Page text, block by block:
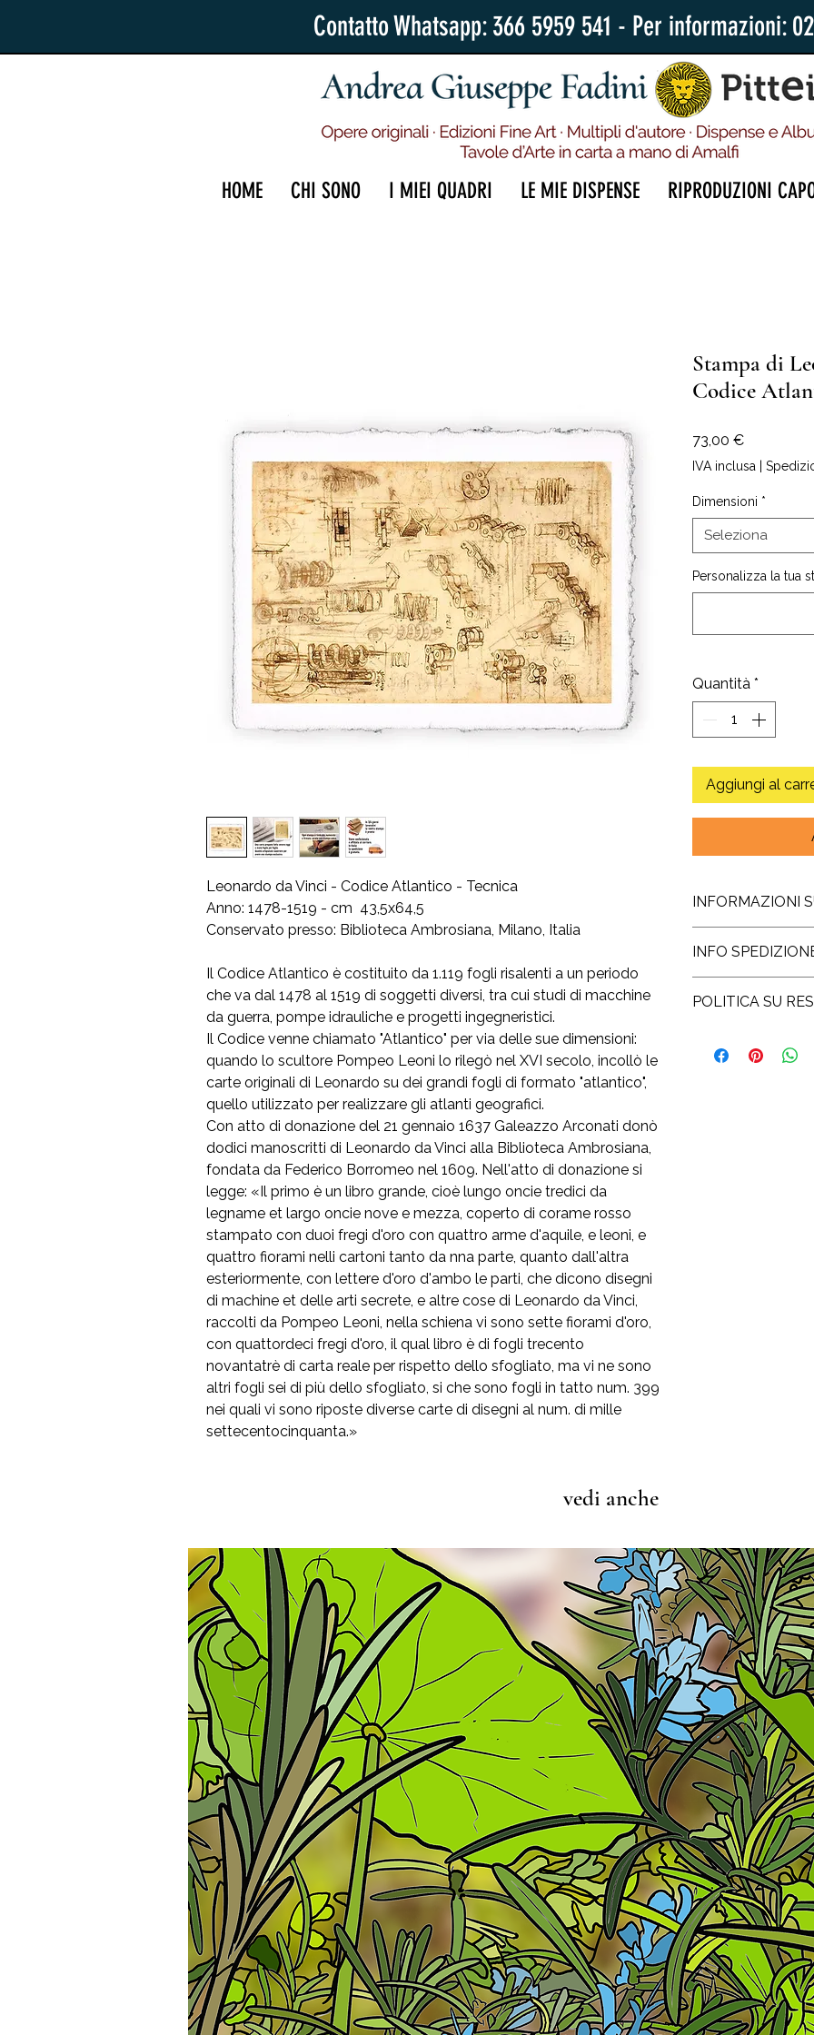
Contatto Whatsapp: 366 5959 541 - Per informazioni:
HOME CHI SONO I MIEI QUADRI LE MIE DISPENSE RIPRODUZIONI
Leonardo da Vinci - Codice Atlantico - Tecnica
Anno: 1478-1519 - cm 43,5x64,5
Conservato presso: Biblioteca Ambrosiana, Milano, Italia
Il Codice Atlantico è costituito da 1.119 fogli risalenti a un periodo
che va dal 1478 al 1519 di soggetti diversi, tra cui studi di macchine
da guerra, pompe idrauliche e progetti ingegneristici.
Il Codice venne chiamato "Atlantico" per via delle sue dimensioni:
quando lo scultore Pompeo Leoni lo rilegò nel XVI secolo, incollò le
carte originali di Leonardo su dei grandi fogli di formato "atlantico",
quello utilizzato per realizzare gli atlanti geografici.
Con atto di donazione del 21 gennaio 1637 Galeazzo Arconati donò
dodici manoscritti di Leonardo da Vinci alla Biblioteca Ambrosiana,
fondata da Federico Borromeo nel 1609. Nell'atto di donazione si
legge: «Il primo è un libro grande, cioè lungo oncie tredici da
legname et largo oncie nove e mezza, coperto di corame rosso
stampato con duoi fregi d'oro con quattro arme d'aquile, e leoni, e
quattro fiorami nelli cartoni tanto da nna parte, quanto dall'altra
esteriormente, con lettere d'oro d'ambo le parti, che dicono disegni
di machine et delle arti secrete, e altre cose di Leonardo da Vinci,
raccolti da Pompeo Leoni, nella schiena vi sono sette fiorami d'oro,
con quattordeci fregi d'oro, il qual libro è di fogli trecento
novantatrè di carta reale per rispetto dello sfogliato, ma vi ne sono
altri fogli sei di più dello sfogliato, si che sono fogli in tatto num. 399
nei quali vi sono riposte diverse carte di disegni al num. di mille
settecentocinquanta.»
Stampa di
Codice
73,00 €Prezzo
IVA inclusa
Dimensioni *
Seleziona
Personalizza la tua
Quantità *
Aggiungi al
INFORMAZIONI
Amalfi, creata
procedimento
La dimensione
Una volta
INFO
lavorativi dall’ordine.
Cina, Russia, Corea
POLITICA SU
consumatore la
vedi anche